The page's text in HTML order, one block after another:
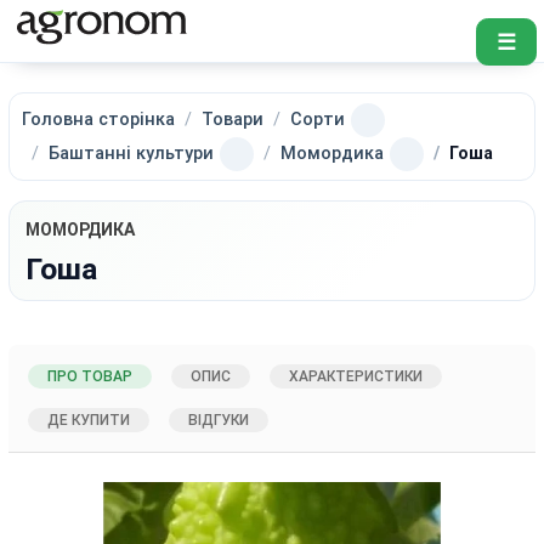
☰
Головна сторінка Товари
Сорти
Баштанні культури
Момордика Гоша
МОМОРДИКА
Гоша
ПРО ТОВАР ОПИС ХАРАКТЕРИСТИКИ
ДЕ КУПИТИ ВІДГУКИ